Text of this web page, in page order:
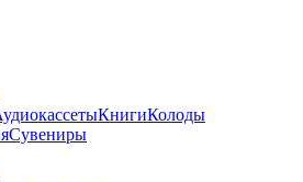
КнигиКолоды
Сувениры